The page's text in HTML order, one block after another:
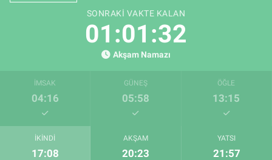
SONRAKI VAKTE KALAN
01:01:31
Akşam Namazı
İMSAK
04:16
GÜNEŞ
05:58
ÖĞLE
13:15
İKINDI
17:08
AKŞAM
20:23
YATSI
21:57